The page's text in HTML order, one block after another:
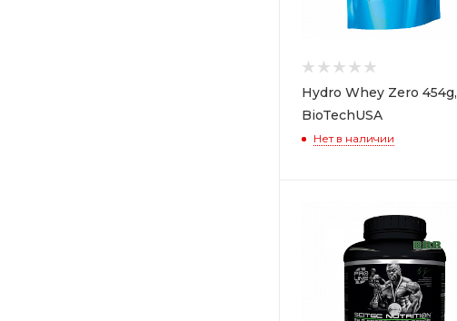
Hydro Whey Zero 454g,
BioTechUSA
Нет в наличии